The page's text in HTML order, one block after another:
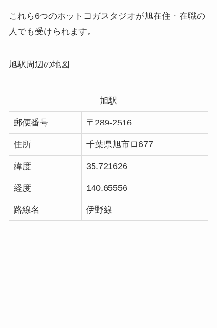
これら6つのホットヨガスタジオが旭在住・在職の
人でも受けられます。
旭駅周辺の地図
旭駅
郵便番号 〒289-2516
住所 千葉県旭市ロ677
緯度 35.721626
経度 140.65556
路線名 伊野線